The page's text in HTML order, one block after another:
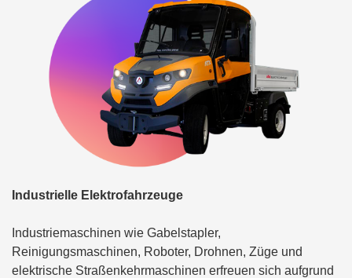
Industrielle Elektrofahrzeuge
Industriemaschinen wie Gabelstapler,
Reinigungsmaschinen, Roboter, Drohnen, Züge und
elektrische Straßenkehrmaschinen erfreuen sich aufgrund